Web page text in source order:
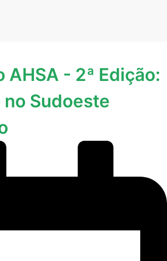
AHSA - 2ª Edição:
Sudoeste